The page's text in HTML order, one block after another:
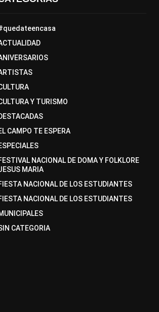
Y TURISMO
CAMPO TE ESPERA
NACIONAL DE DOMA Y FOLKLORE
MARIA
NACIONAL DE LOS ESTUDIANTES
NACIONAL DE LOS ESTUDIANTES
CATEGORIA